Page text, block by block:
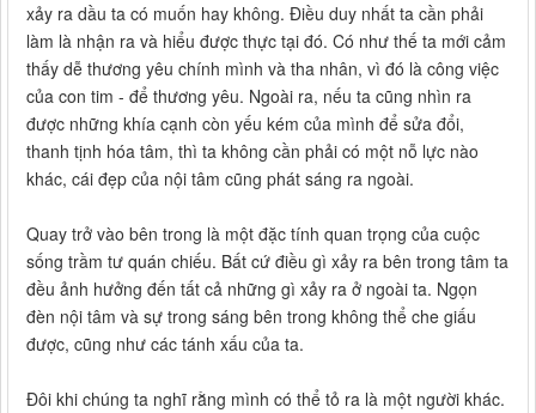
xảy ra dầu ta có muốn hay không. Điều duy nhất ta cần phải
làm là nhận ra và hiểu được thực tại đó. Có như thế ta mới cảm
thấy dễ thương yêu chính mình và tha nhân, vì đó là công việc
của con tim - để thương yêu. Ngoài ra, nếu ta cũng nhìn ra
được những khía cạnh còn yếu kém của mình để sửa đổi,
thanh tịnh hóa tâm, thì ta không cần phải có một nỗ lực nào
khác, cái đẹp của nội tâm cũng phát sáng ra ngoài.
Quay trở vào bên trong là một đặc tính quan trọng của cuộc
sống trầm tư quán chiếu. Bất cứ điều gì xảy ra bên trong tâm ta
đều ảnh hưởng đến tất cả những gì xảy ra ở ngoài ta. Ngọn
đèn nội tâm và sự trong sáng bên trong không thể che giấu
được, cũng như các tánh xấu của ta.
Đôi khi chúng ta nghĩ rằng mình có thể tỏ ra là một người khác.